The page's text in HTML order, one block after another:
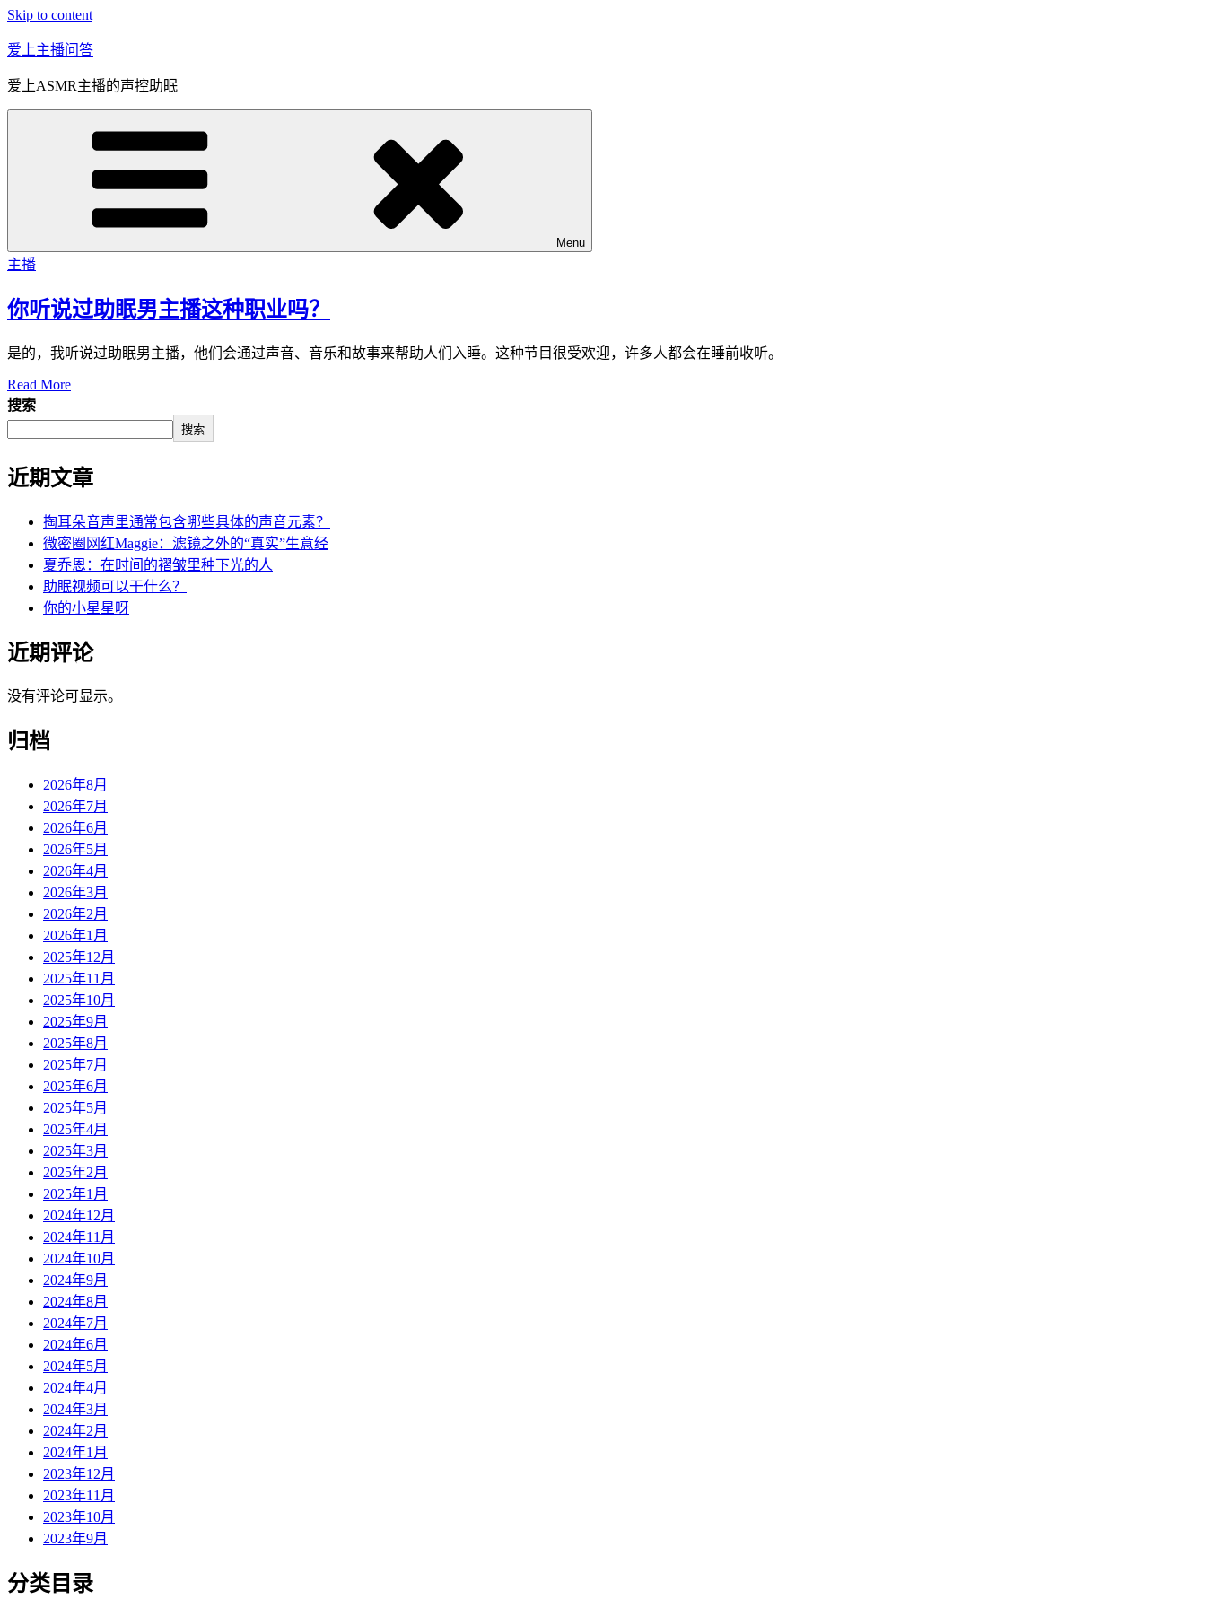
Skip to content
爱上主播问答
爱上ASMR主播的声控助眠
Menu
主播
你听说过助眠男主播这种职业吗？
是的，我听说过助眠男主播，他们会通过声音、音乐和故事来帮助人们入睡。这种节目很受欢迎，许多人都会在睡前收听。
Read More
搜索
搜索
近期文章
掏耳朵音声里通常包含哪些具体的声音元素？
微密圈网红Maggie：滤镜之外的“真实”生意经
夏乔恩：在时间的褶皱里种下光的人
助眠视频可以干什么？
你的小星星呀
近期评论
没有评论可显示。
归档
2026年8月
2026年7月
2026年6月
2026年5月
2026年4月
2026年3月
2026年2月
2026年1月
2025年12月
2025年11月
2025年10月
2025年9月
2025年8月
2025年7月
2025年6月
2025年5月
2025年4月
2025年3月
2025年2月
2025年1月
2024年12月
2024年11月
2024年10月
2024年9月
2024年8月
2024年7月
2024年6月
2024年5月
2024年4月
2024年3月
2024年2月
2024年1月
2023年12月
2023年11月
2023年10月
2023年9月
分类目录